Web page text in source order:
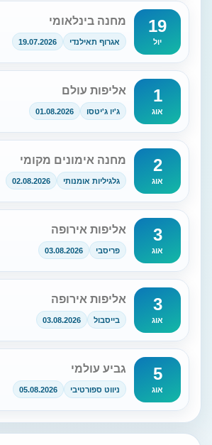
19
יול
מחנה בינלאומי
אגרוף תאילנדי 19.07.2026
1
אוג
אליפות עולם
ג'יו ג'יטסו 01.08.2026
2
אוג
מחנה אימונים מקומי
גלגיליות אומנותי 02.08.2026
3
אוג
אליפות אירופה
פריסבי 03.08.2026
3
אוג
אליפות אירופה
בייסבול 03.08.2026
5
אוג
גביע עולמי
ניווט ספורטיבי 05.08.2026